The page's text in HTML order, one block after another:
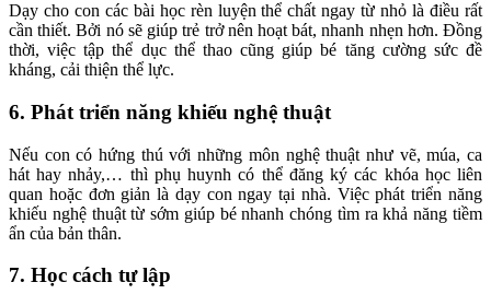
Dạy cho con các bài học rèn luyện thể chất ngay từ nhỏ là điều rất
cần thiết. Bởi nó sẽ giúp trẻ trở nên hoạt bát, nhanh nhẹn hơn. Đồng
thời, việc tập thể dục thể thao cũng giúp bé tăng cường sức đề
kháng, cải thiện thể lực.
6. Phát triển năng khiếu nghệ thuật
Nếu con có hứng thú với những môn nghệ thuật như vẽ, múa, ca
hát hay nhảy,… thì phụ huynh có thể đăng ký các khóa học liên
quan hoặc đơn giản là dạy con ngay tại nhà. Việc phát triển năng
khiếu nghệ thuật từ sớm giúp bé nhanh chóng tìm ra khả năng tiềm
ẩn của bản thân.
7. Học cách tự lập